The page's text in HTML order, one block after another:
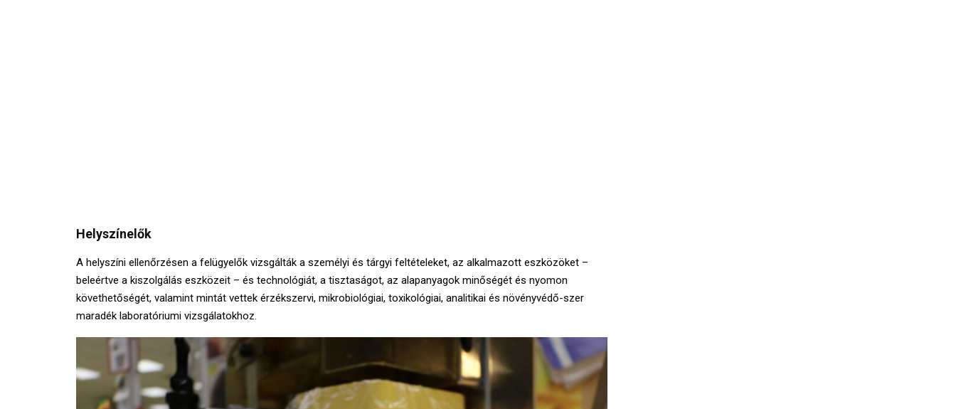
Helyszínelők
A helyszíni ellenőrzésen a felügyelők vizsgálták a személyi és tárgyi feltételeket, az alkalmazott eszközöket –
beleértve a kiszolgálás eszközeit – és technológiát, a tisztaságot, az alapanyagok minőségét és nyomon
követhetőségét, valamint mintát vettek érzékszervi, mikrobiológiai, toxikológiai, analitikai és növényvédő-szer
maradék laboratóriumi vizsgálatokhoz.